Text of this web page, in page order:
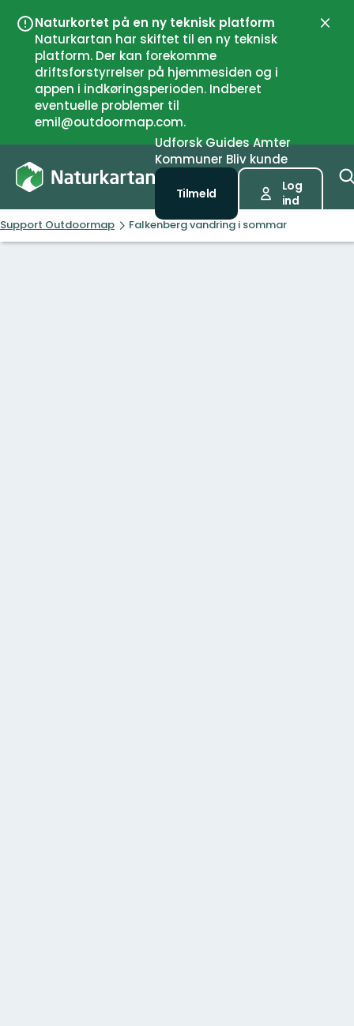
Naturkortet på en ny teknisk platform
Naturkartan har skiftet til en ny teknisk
platform. Der kan forekomme
driftsforstyrrelser på hjemmesiden og i
appen i indkøringsperioden. Indberet
eventuelle problemer til
emil@outdoormap.com.
Luk
UdforskGuidesAmter
Kommuner Bliv kunde
Tilmeld
Log
ind
Support Outdoormap Falkenberg vandring i sommar